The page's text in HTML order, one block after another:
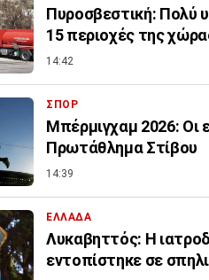
Πυροσβεστική: Πολύ
15 περιοχές της
14:42
ΣΠΟΡ
Μπέρμιγχαμ 2026: Οι
Πρωτάθλημα Στίβου
14:39
ΕΛΛΑΔΑ
Λυκαβηττός: Η
εντοπίστηκε σε